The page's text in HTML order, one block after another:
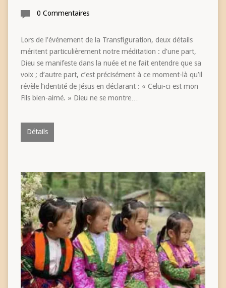
0 Commentaires
Lors de l’événement de la Transfiguration, deux détails
méritent particulièrement notre méditation : d’une part,
Dieu se manifeste dans la nuée et ne fait entendre que sa
voix ; d’autre part, c’est précisément à ce moment-là qu’il
révèle l’identité de Jésus en déclarant : « Celui-ci est mon
Fils bien-aimé. » Dieu ne se montre…
Détails